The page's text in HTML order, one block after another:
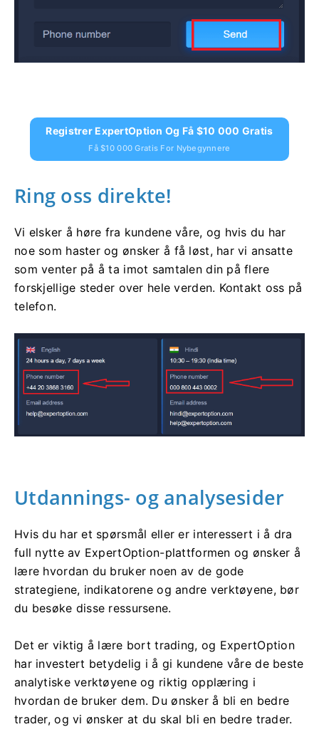
Registrer ExpertOption Og Få $10 000 Gratis
Få $10 000 Gratis For Nybegynnere
Ring oss direkte!
Vi elsker å høre fra kundene våre, og hvis du har
noe som haster og ønsker å få løst, har vi ansatte
som venter på å ta imot samtalen din på flere
forskjellige steder over hele verden. Kontakt oss på
telefon.
Utdannings- og analysesider
Hvis du har et spørsmål eller er interessert i å dra
full nytte av ExpertOption-plattformen og ønsker å
lære hvordan du bruker noen av de gode
strategiene, indikatorene og andre verktøyene, bør
du besøke disse ressursene.
Det er viktig å lære bort trading, og ExpertOption
har investert betydelig i å gi kundene våre de beste
analytiske verktøyene og riktig opplæring i
hvordan de bruker dem. Du ønsker å bli en bedre
trader, og vi ønsker at du skal bli en bedre trader.